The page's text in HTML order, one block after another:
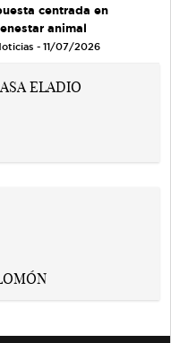
centrada en
animal
- 11/07/2026